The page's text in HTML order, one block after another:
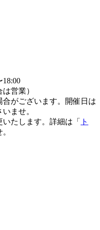
18:00
営業）
がございます。開催日は
ませ。
たします。詳細は「
ト